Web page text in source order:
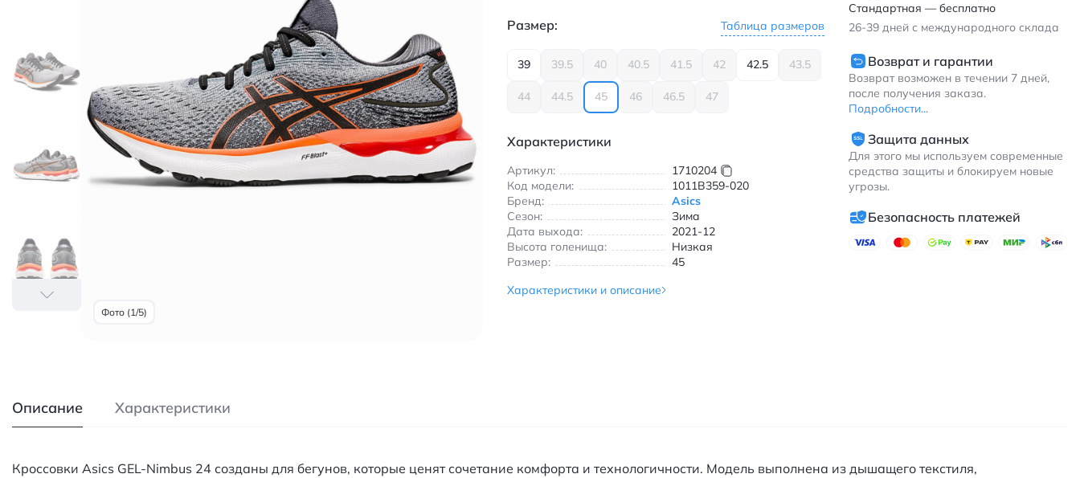
Фото (1/5)
Размер: Таблица размеров
39 39.5 40 40.5 41.5 42 42.5 43.5
44 44.5 45 46 46.5 47
Характеристики
Артикул:
1710204
Код модели:
1011B359-020
Бренд:
Asics
Сезон:
Зима
Дата выхода:
2021-12
Высота голенища:
Низкая
Размер:
45
Характеристики и описание
Стандартная — бесплатно
26-39 дней с международного склада
Возврат и гарантии
Возврат возможен в течении 7 дней,
после получения заказа.
Подробности...
Защита данных
Для этого мы используем современные
средства защиты и блокируем новые
угрозы.
Безопасность платежей
Описание Характеристики
Кроссовки Asics GEL-Nimbus 24 созданы для бегунов, которые ценят сочетание комфорта и технологичности. Модель выполнена из дышащего текстиля,